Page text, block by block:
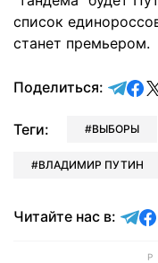
список
станет премьером.
Поделиться:
Теги: ВЫБОРЫ
ВЛАДИМИР ПУТИН
Читайте нас в: